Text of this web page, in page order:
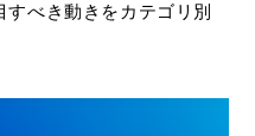
べき動きをカテゴリ別